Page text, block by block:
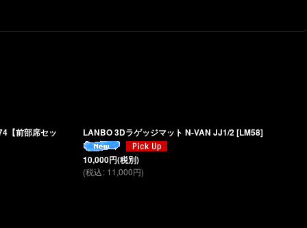
【前部席セッ LANBO 3Dラゲッジマット N-VAN JJ1/2 [LM58]
10,000円(税別)
(税込: 11,000円)